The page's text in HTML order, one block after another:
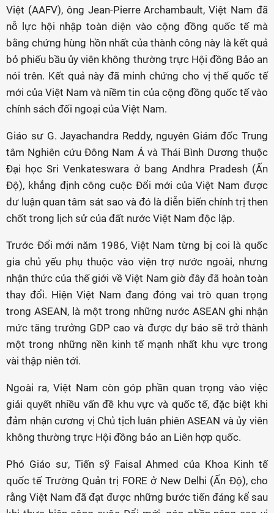
Việt (AAFV), ông Jean-Pierre Archambault, Việt Nam đã
nỗ lực hội nhập toàn diện vào cộng đồng quốc tế mà
bằng chứng hùng hồn nhất của thành công này là kết quả
bỏ phiếu bầu ủy viên không thường trực Hội đồng Bảo an
nói trên. Kết quả này đã minh chứng cho vị thế quốc tế
mới của Việt Nam và niềm tin của cộng đồng quốc tế vào
chính sách đối ngoại của Việt Nam.
Giáo sư G. Jayachandra Reddy, nguyên Giám đốc Trung
tâm Nghiên cứu Đông Nam Á và Thái Bình Dương thuộc
Đại học Sri Venkateswara ở bang Andhra Pradesh (Ấn
Độ), khẳng định công cuộc Đổi mới của Việt Nam được
dư luận quan tâm sát sao và đó là diễn biến chính trị then
chốt trong lịch sử của đất nước Việt Nam độc lập.
Trước Đổi mới năm 1986, Việt Nam từng bị coi là quốc
gia chủ yếu phụ thuộc vào viện trợ nước ngoài, nhưng
nhận thức của thế giới về Việt Nam giờ đây đã hoàn toàn
thay đổi. Hiện Việt Nam đang đóng vai trò quan trọng
trong ASEAN, là một trong những nước ASEAN ghi nhận
mức tăng trưởng GDP cao và được dự báo sẽ trở thành
một trong những nền kinh tế mạnh nhất khu vực trong
vài thập niên tới.
Ngoài ra, Việt Nam còn góp phần quan trọng vào việc
giải quyết nhiều vấn đề khu vực và quốc tế, đặc biệt khi
đảm nhận cương vị Chủ tịch luân phiên ASEAN và ủy viên
không thường trực Hội đồng bảo an Liên hợp quốc.
Phó Giáo sư, Tiến sỹ Faisal Ahmed của Khoa Kinh tế
quốc tế Trường Quản trị FORE ở New Delhi (Ấn Độ), cho
rằng Việt Nam đã đạt được những bước tiến đáng kể sau